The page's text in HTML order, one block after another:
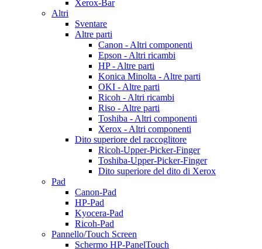
Xerox-Bar
Altri
Sventare
Altre parti
Canon - Altri componenti
Epson - Altri ricambi
HP - Altre parti
Konica Minolta - Altre parti
OKI - Altre parti
Ricoh - Altri ricambi
Riso - Altre parti
Toshiba - Altri componenti
Xerox - Altri componenti
Dito superiore del raccoglitore
Ricoh-Upper-Picker-Finger
Toshiba-Upper-Picker-Finger
Dito superiore del dito di Xerox
Pad
Canon-Pad
HP-Pad
Kyocera-Pad
Ricoh-Pad
Pannello/Touch Screen
Schermo HP-PanelTouch